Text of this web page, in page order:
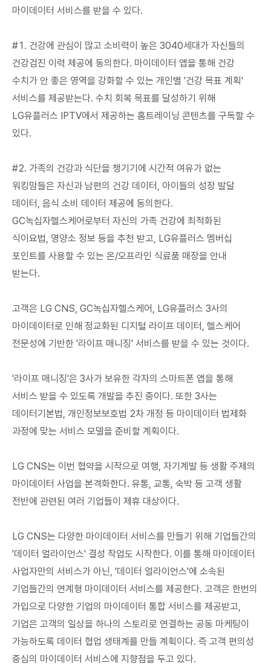
마이데이터 서비스를 받을 수 있다.
#1. 건강에 관심이 많고 소비력이 높은 3040세대가 자신들의
건강검진 이력 제공에 동의한다. 마이데이터 앱을 통해 건강
수치가 안 좋은 영역을 강화할 수 있는 개인별 '건강 목표 계획'
서비스를 제공받는다. 수치 회복 목표를 달성하기 위해
LG유플러스 IPTV에서 제공하는 홈트레이닝 콘텐츠를 구독할 수
있다.
#2. 가족의 건강과 식단을 챙기기에 시간적 여유가 없는
워킹맘들은 자신과 남편의 건강 데이터, 아이들의 성장 발달
데이터, 음식 소비 데이터 제공에 동의한다.
GC녹십자헬스케어로부터 자신의 가족 건강에 최적화된
식이요법, 영양소 정보 등을 추천 받고, LG유플러스 멤버십
포인트를 사용할 수 있는 온/오프라인 식료품 매장을 안내
받는다.
고객은 LG CNS, GC녹십자헬스케어, LG유플러스 3사의
마이데이터로 인해 정교화된 디지털 라이프 데이터, 헬스케어
전문성에 기반한 '라이프 매니징' 서비스를 받을 수 있는 것이다.
'라이프 매니징'은 3사가 보유한 각자의 스마트폰 앱을 통해
서비스 받을 수 있도록 개발을 추진 중이다. 또한 3사는
데이터기본법, 개인정보보호법 2차 개정 등 마이데이터 법제화
과정에 맞는 서비스 모델을 준비할 계획이다.
LG CNS는 이번 협약을 시작으로 여행, 자기계발 등 생활 주제의
마이데이터 사업을 본격화한다. 유통, 교통, 숙박 등 고객 생활
전반에 관련된 여러 기업들이 제휴 대상이다.
LG CNS는 다양한 마이데이터 서비스를 만들기 위해 기업들간의
'데이터 얼라이언스' 결성 작업도 시작한다. 이를 통해 마이데이터
사업자만의 서비스가 아닌, '데이터 얼라이언스'에 소속된
기업들간의 연계형 마이데이터 서비스를 제공한다. 고객은 한번의
가입으로 다양한 기업의 마이데이터 통합 서비스를 제공받고,
기업은 고객의 일상을 하나의 스토리로 연결하는 공동 마케팅이
가능하도록 데이터 협업 생태계를 만들 계획이다. 즉 고객 편의성
중심의 마이데이터 서비스에 지향점을 두고 있다.